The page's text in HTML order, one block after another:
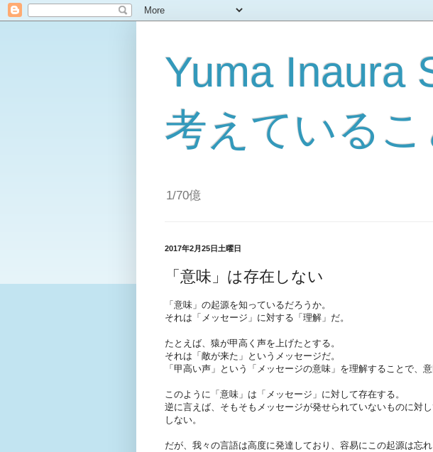
Yuma Inaura
考えているこ
1/70億
2017年2月25日土曜日
「意味」は存在しない
「意味」の起源を知っているだろうか。
それは「メッセージ」に対する「理解」だ。
たとえば、猿が甲高く声を上げたとする。
それは「敵が来た」というメッセージだ。
「甲高い声」という「メッセージの意味」を理解することで、
このように「意味」は「メッセージ」に対して存在する。
逆に言えば、そもそもメッセージが発せられていないものに対
しない。
だが、我々の言語は高度に発達しており、容易にこの起源は忘れ